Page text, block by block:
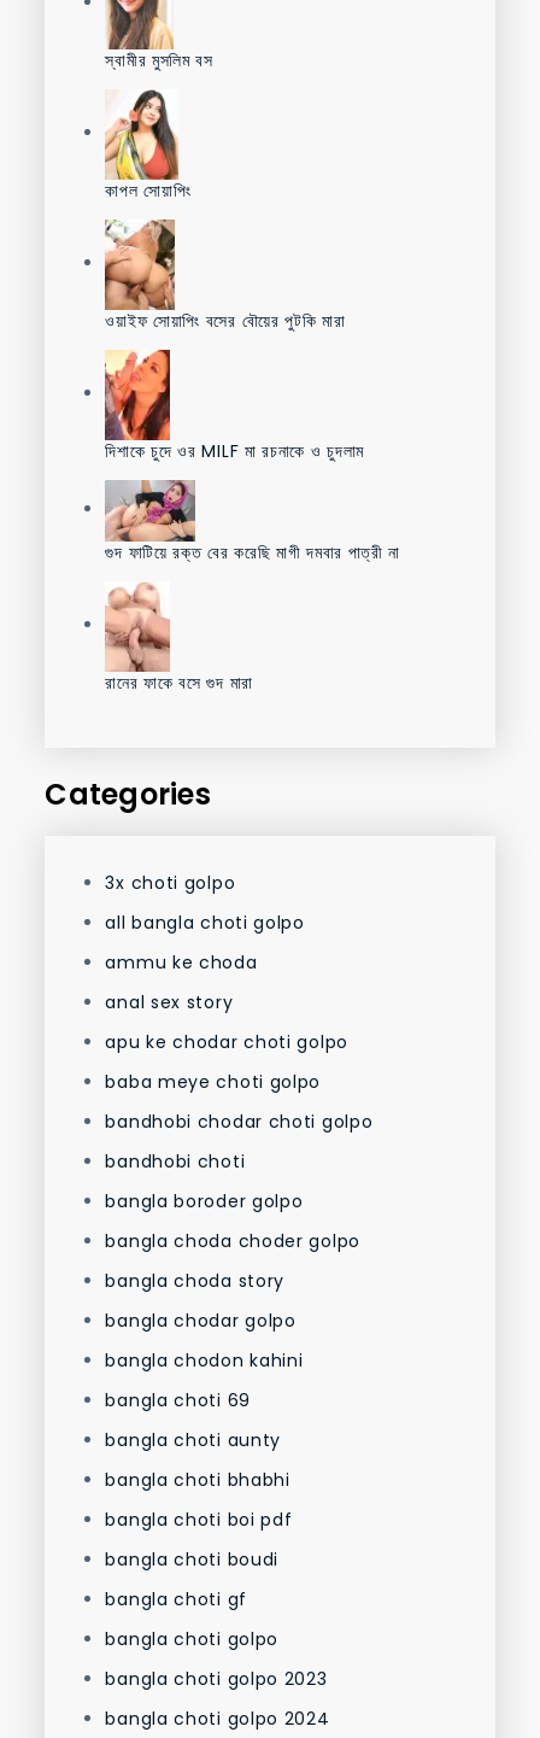
স্বামীর মুসলিম বস
কাপল সোয়াপিং
ওয়াইফ সোয়াপিং বসের বৌয়ের পুটকি মারা
দিশাকে চুদে ওর MILF মা রচনাকে ও চুদলাম
গুদ ফাটিয়ে রক্ত বের করেছি মাগী দমবার পাত্রী না
রানের ফাকে বসে গুদ মারা
Categories
3x choti golpo
all bangla choti golpo
ammu ke choda
anal sex story
apu ke chodar choti golpo
baba meye choti golpo
bandhobi chodar choti golpo
bandhobi choti
bangla boroder golpo
bangla choda choder golpo
bangla choda story
bangla chodar golpo
bangla chodon kahini
bangla choti 69
bangla choti aunty
bangla choti bhabhi
bangla choti boi pdf
bangla choti boudi
bangla choti gf
bangla choti golpo
bangla choti golpo 2023
bangla choti golpo 2024